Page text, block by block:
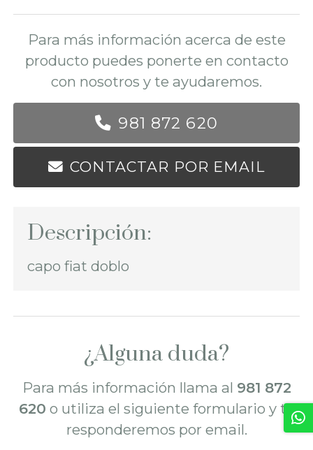
Para más información acerca de este
producto puedes ponerte en contacto
con nosotros y te ayudaremos.
981 872 620
CONTACTAR POR EMAIL
Descripción:
capo fiat doblo
¿Alguna duda?
Para más información llama al 981 872
620 o utiliza el siguiente formulario y te
responderemos por email.